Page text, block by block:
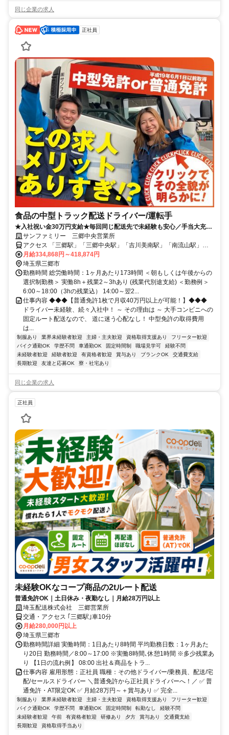
同じ企業の求人
正社員
食品の中型トラック配送ドライバー/運転手
★入社祝い金30万円支給★毎回同じ配送先で未経験も安心／手当大充
実！／賞与有／生涯安定的に働ける
サンファミリー 三郷中央営業所
アクセス 「三郷駅」「三郷中央駅」「吉川美南駅」「南流山駅」、
各駅車で6～15分
月給334,868円～418,874円
埼玉県三郷市
勤務時間 総労働時間：1ヶ月あたり173時間 ＜朝もしくは午後からの
選択制勤務＞ 実働8h＋残業2～3hあり (残業代別途支給) ＜勤務例＞
6:00～18:00（3hの残業込） 14:00～翌2...
仕事内容 ◆◆◆【普通免許1枚で月収40万円以上が可能！】◆◆◆
ドライバー未経験、続々入社中！ ～ その理由は ～ 大手コンビニへの
固定ルート配送なので、 道に迷う心配なし！ 中型免許の取得費用
は...
制服あり 業界未経験者歓迎 主婦・主夫歓迎 資格取得支援あり
フリーター歓迎
バイク通勤OK
学歴不問 車通勤OK 固定時間制 職場見学可
経験不問
未経験者歓迎
経験者歓迎 有資格者歓迎 賞与あり ブランクOK
交通費支給
長期歓迎
友達と応募OK 寮・社宅あり
同じ企業の求人
正社員
未経験OKなコープ商品の2tルート配送
普通免許OK｜土日休み・夜勤なし｜月給28万円以上
埼玉配送株式会社 三郷営業所
交通・アクセス ｢三郷駅｣車10分
月給280,000円以上
埼玉県三郷市
勤務時間詳細 実働時間：1日あたり8時間 平均勤務日数：1ヶ月あた
り20日 勤務時間／8:00～17:00 ※実働8時間､休憩1時間 ※多少残業あ
り 【1日の流れ例】 08:00 出社＆商品をトラ...
仕事内容 雇用形態：正社員 職種：その他ドライバー/乗務員、配送/宅
配/セールスドライバー ＼普通免許から正社員ドライバーへ！／ ✅ 普
通免許・AT限定OK ✅ 月給28万円～＋賞与あり ✅ 完全...
制服あり 業界未経験者歓迎 主婦・主夫歓迎 資格取得支援あり
フリーター歓迎
バイク通勤OK
学歴不問 車通勤OK 固定時間制 転勤なし
経験不問
未経験者歓迎
午前 有資格者歓迎 研修あり 夕方 賞与あり
交通費支給
長期歓迎
資格取得手当あり